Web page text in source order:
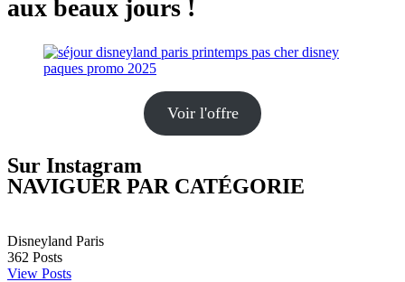
aux beaux jours !
Voir l'offre
Sur Instagram
NAVIGUER PAR CATÉGORIE
Disneyland Paris
362 Posts
View Posts